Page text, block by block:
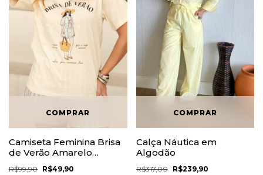
Camiseta Feminina Brisa
de Verão Amarelo
Manteiga 100% Algodão
R$99,90 R$49,90
Calça Náutica em
Algodão
R$317,00
R$239,90